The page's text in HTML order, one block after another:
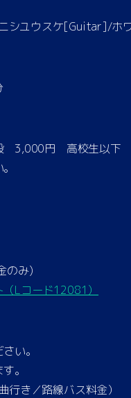
シユウスケ[Guitar]/ホ
般 3,000円 高校生以下
のみ)
Lコード12081）
い。
。
き／路線バス料金）